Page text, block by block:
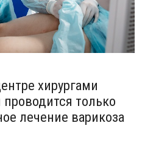
хирургами
только
лечение варикоза